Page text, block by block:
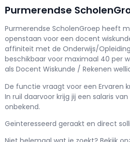
Purmerendse
Purmerendse ScholenGroep heeft
openstaan voor een docent
affiniteit met de Onderwijs/
beschikbaar voor maximaal 40 per
als Docent Wiskunde / Rekenen
De functie vraagt voor een Ervaren
In ruil daarvoor krijg jij een salaris van
onbekend.
Geïnteresseerd geraakt en direct